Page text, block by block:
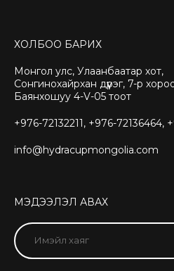
ХОЛБОО БАРИХ
Монгол улс, Улаанбаатар хот,
Сонгинохайрхан дүүрэг, 7-р
Баянхошуу 4-V-05 тоот
+976-72132211, +976-72136464,
info@hydracupmongolia.com
МЭДЭЭЛЭЛ АВАХ